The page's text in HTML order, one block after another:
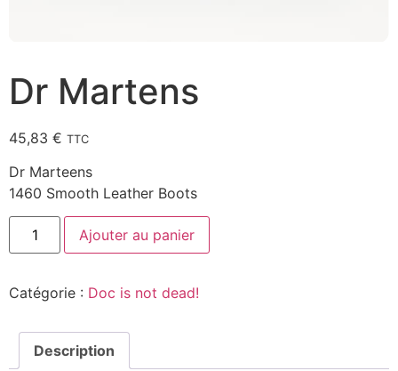
Dr Martens
45,83 € TTC
Dr Marteens
1460 Smooth Leather Boots
Ajouter au panier
Catégorie : Doc is not dead!
Description